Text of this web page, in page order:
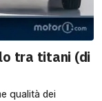
tra titani (di
qualità dei